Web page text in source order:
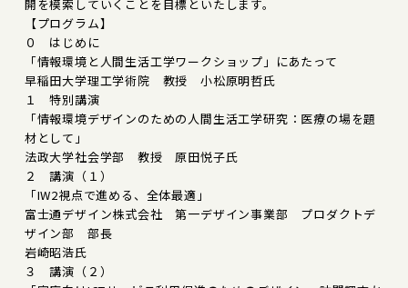
開を模索していくことを目標といたします。
【プログラム】
０ はじめに
「情報環境と人間生活工学ワークショップ」にあたって
早稲田大学理工学術院 教授 小松原明哲氏
１ 特別講演
「情報環境デザインのための人間生活工学研究：医療の場を題
材として」
法政大学社会学部 教授 原田悦子氏
２ 講演（１）
「IW2視点で進める、全体最適」
富士通デザイン株式会社 第一デザイン事業部 プロダクトデ
ザイン部 部長
岩崎昭浩氏
３ 講演（２）